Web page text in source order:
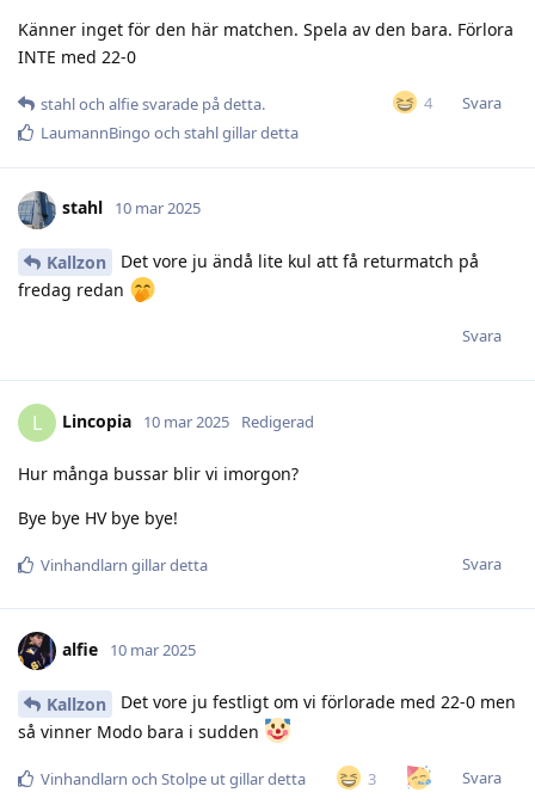
Känner inget för den här matchen. Spela av den bara. Förlora
INTE med 22-0
4 Svara
stahloch alfiesvarade på detta.
LaumannBingo och stahlgillar detta
stahl 10 mar 2025
Kallzon
Det vore ju ändå lite kul att få returmatch på
fredag redan
Svara
L Lincopia 10 mar 2025 Redigerad
Hur många bussar blir vi imorgon?
Bye bye HV bye bye!
Svara
Vinhandlarn gillar detta
alfie 10 mar 2025
Kallzon
Det vore ju festligt om vi förlorade med 22-0 men
så vinner Modo bara i sudden
3 Svara
Vinhandlarn och Stolpe utgillar detta